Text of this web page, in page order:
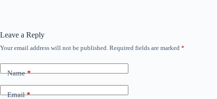
Leave a Reply
Your email address will not be published. Required fields are marked *
Name*
Email*